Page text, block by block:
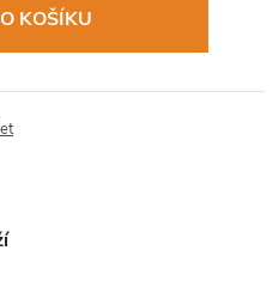
KOŠÍKU